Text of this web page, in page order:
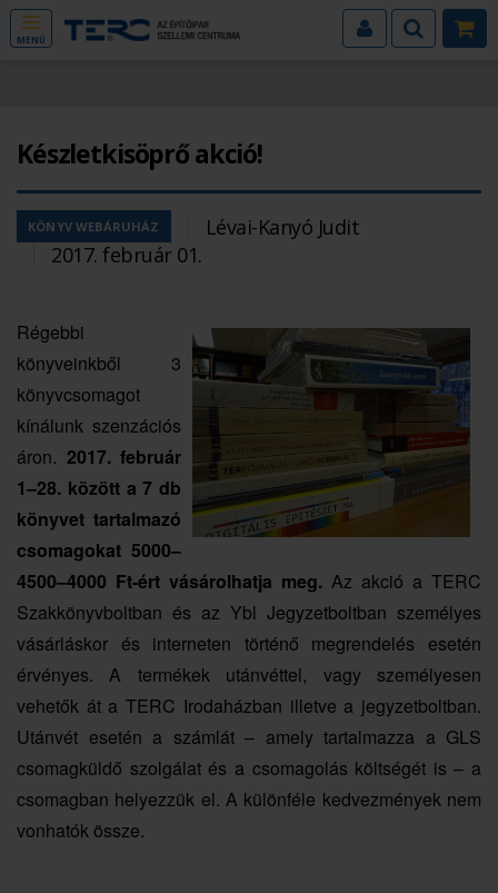
MENÜ
Készletkisöprő akció!
KÖNYV WEBÁRUHÁZ
Lévai-Kanyó Judit
2017. február 01.
Régebbi
könyveinkből 3
könyvcsomagot
kínálunk szenzációs
áron. 2017. február
1–28. között a 7 db
könyvet tartalmazó
csomagokat 5000–
4500–4000 Ft-ért vásárolhatja meg. Az akció a TERC
Szakkönyvboltban és az Ybl Jegyzetboltban személyes
vásárláskor és interneten történő megrendelés esetén
érvényes. A termékek utánvéttel, vagy személyesen
vehetők át a TERC Irodaházban illetve a jegyzetboltban.
Utánvét esetén a számlát – amely tartalmazza a GLS
csomagküldő szolgálat és a csomagolás költségét is – a
csomagban helyezzük el. A különféle kedvezmények nem
vonhatók össze.